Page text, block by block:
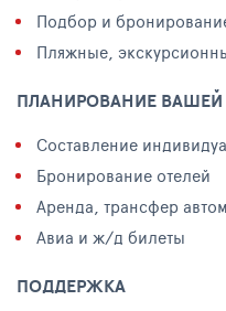
Подбор и
Пляжные,
ПЛАНИРОВАНИЕ
Составление
Бронирование отелей
Аренда, трансфер
Авиа и ж/д билеты
ПОДДЕРЖКА